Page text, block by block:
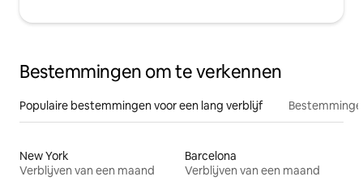
Bestemmingen om te verkennen
Populaire bestemmingen voor een lang verblijf
New York
Verblijven van een maand
Barcelona
Verblijven van een maand